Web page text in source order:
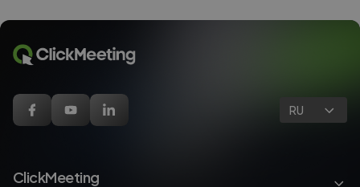
RU
ClickMeeting